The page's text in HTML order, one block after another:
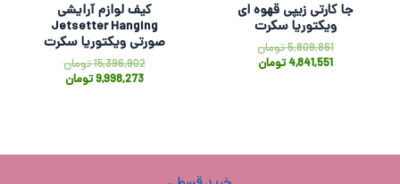
جا کارتی زیپی قهوه ای
ویکتوریا سکرت
5,809,861تومان
4,841,551 تومان
کیف لوازم آرایشی
Jetsetter Hanging
صورتی ویکتوریا سکرت
15,396,902تومان
9,998,273تومان